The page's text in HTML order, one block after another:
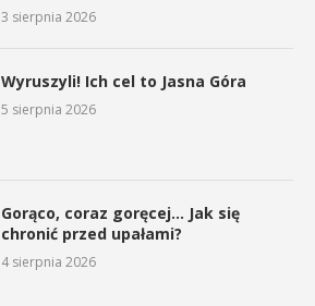
3 sierpnia 2026
Wyruszyli! Ich cel to Jasna Góra
5 sierpnia 2026
Gorąco, coraz goręcej… Jak się
chronić przed upałami?
4 sierpnia 2026